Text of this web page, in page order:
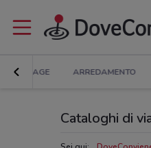
BRICOLAGE ARREDAMENTO
Cataloghi di